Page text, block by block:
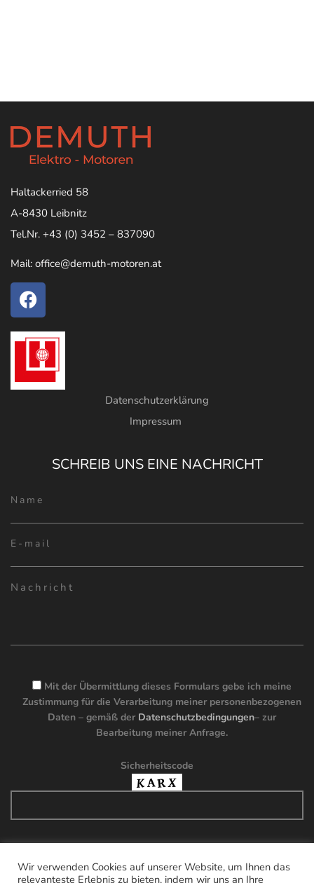
Haltackerried 58
A-8430 Leibnitz
Tel.Nr. +43 (0) 3452 – 837090
Mail: office@demuth-motoren.at
Datenschutzerklärung
Impressum
SCHREIB UNS EINE NACHRICHT
leave
empty.
leave
this
Mit der Übermittlung dieses Formulars gebe ich meine
Zustimmung für die Verarbeitung meiner personenbezogenen
Daten – gemäß der Datenschutzbedingungen– zur
Bearbeitung meiner Anfrage.
Sicherheitscode
Wir verwenden Cookies auf unserer Website, um Ihnen das
relevanteste Erlebnis zu bieten, indem wir uns an Ihre